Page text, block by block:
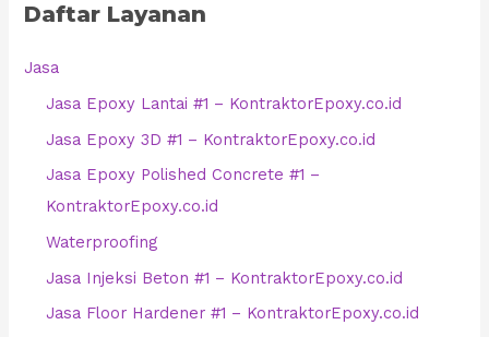
Daftar Layanan
Jasa
Jasa Epoxy Lantai #1 – KontraktorEpoxy.co.id
Jasa Epoxy 3D #1 – KontraktorEpoxy.co.id
Jasa Epoxy Polished Concrete #1 –
KontraktorEpoxy.co.id
Waterproofing
Jasa Injeksi Beton #1 – KontraktorEpoxy.co.id
Jasa Floor Hardener #1 – KontraktorEpoxy.co.id